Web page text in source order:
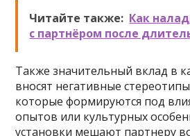
Читайте также: Как
с партнёром после
Также значительный вклад в
вносят негативные
которые формируются под
опытов или культурных
установки мешают партнеру